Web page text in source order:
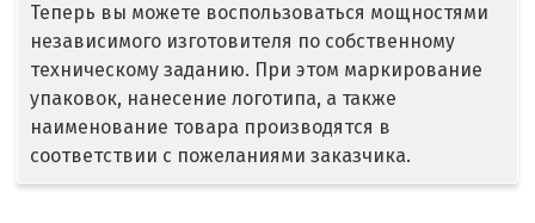
Верхние Серги
Верхний Уфалей
Верхняя Пышма
Верхняя Салда
Теперь вы можете воспользоваться мощностями
независимого изготовителя по собственному
техническому заданию. При этом маркирование
упаковок, нанесение логотипа, а также
наименование товара производятся в
соответствии с пожеланиями заказчика.